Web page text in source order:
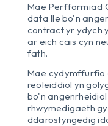
Mae Perfformiad
data lle bo'n
contract yr ydych
ar eich cais cyn
fath.
Mae cydymffurfio
reoleiddiol yn
bo'n
rhwymedigaeth
ddarostyngedig